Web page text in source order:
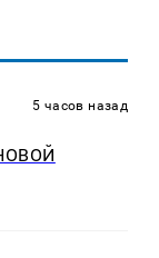
5 часов назад